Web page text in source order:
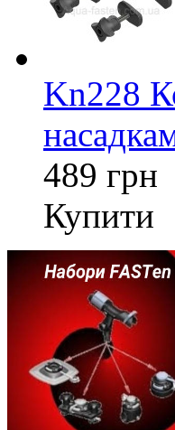
Kn228
489 грн
Купити